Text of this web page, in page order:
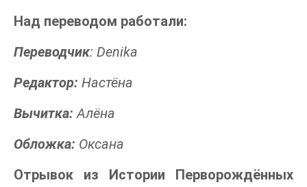
Над переводом работали:
Переводчик: Denika
Редактор: Настёна
Вычитка: Алёна
Обложка: Оксана
Отрывок из Истории Перворождённых